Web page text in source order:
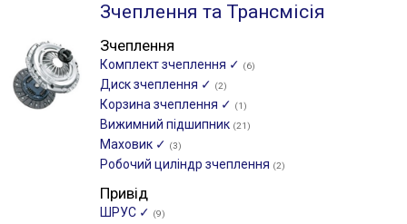
Зчеплення та Трансмісія
Зчеплення
Комплект зчеплення ✓ (6)
Диск зчеплення ✓ (2)
Корзина зчеплення ✓ (1)
Вижимний підшипник (21)
Маховик ✓ (3)
Робочий циліндр зчеплення (2)
Привід
ШРУС ✓ (9)